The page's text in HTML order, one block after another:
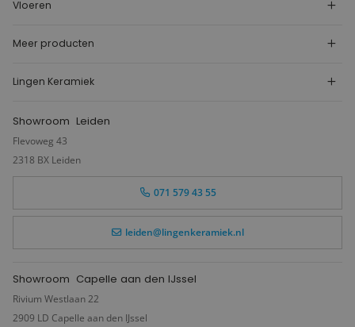
Vloeren
Meer producten
Lingen Keramiek
Showroom Leiden
Flevoweg 43
2318 BX Leiden
071 579 43 55
leiden@lingenkeramiek.nl
Showroom Capelle aan den IJssel
Rivium Westlaan 22
2909 LD Capelle aan den IJssel